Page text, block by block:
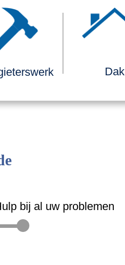
Dak
bij al uw problemen